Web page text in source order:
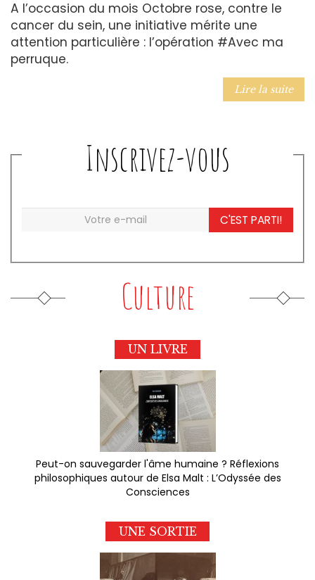
A l’occasion du mois Octobre rose, contre le
cancer du sein, une initiative mérite une
attention particulière : l’opération #Avec ma
perruque.
Lire la suite
Inscrivez-vous
C'EST PARTI!
Culture
UN LIVRE
Peut-on sauvegarder l'âme humaine ? Réflexions
philosophiques autour de Elsa Malt : L’Odyssée des
Consciences
UNE SORTIE